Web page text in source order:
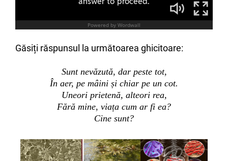
Găsiți răspunsul la următoarea ghicitoare:
Sunt nevăzută, dar peste tot,
În aer, pe mâini și chiar pe un cot.
Uneori prietenă, alteori rea,
Fără mine, viața cum ar fi ea?
Cine sunt?